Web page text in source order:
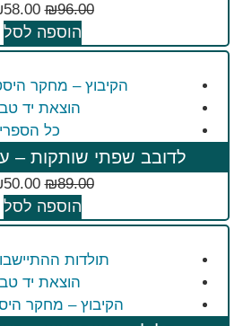
₪96.00
58.00
הוספה לסל
הקיבוץ – מחקר
הוצאת יד
כל
לדובב שפתי שותקות –
₪89.00
50.00
הוספה לסל
תולדות
הוצאת יד
הקיבוץ – מחקר